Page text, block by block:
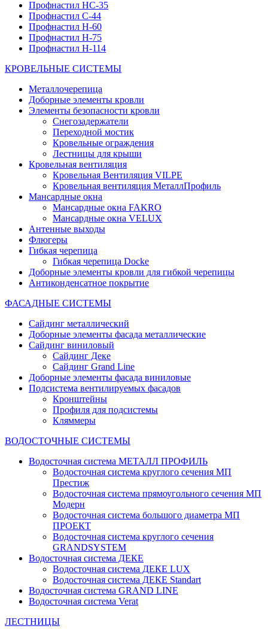
Профнастил НС-35
Профнастил С-44
Профнастил Н-60
Профнастил Н-75
Профнастил Н-114
КРОВЕЛЬНЫЕ СИСТЕМЫ
Металлочерепица
Доборные элементы кровли
Элементы безопасности кровли
Снегозадержатели
Переходной мостик
Кровельные ограждения
Лестницы для крыши
Кровельная вентиляция
Кровельная Вентиляция VILPE
Кровельная вентиляция МеталлПрофиль
Мансардные окна
Мансардные окна FAKRO
Мансардные окна VELUX
Антенные выходы
Флюгеры
Гибкая черепица
Гибкая черепица Docke
Доборные элементы кровли для гибкой черепицы
Антиконденсатное покрытие
ФАСАДНЫЕ СИСТЕМЫ
Сайдинг металлический
Доборные элементы фасада металлические
Сайдинг виниловый
Сайдинг Деке
Сайдинг Grand Line
Доборные элементы фасада виниловые
Подсистема вентилируемых фасадов
Кронштейны
Профиля для подсистемы
Кляммеры
ВОДОСТОЧНЫЕ СИСТЕМЫ
Водосточная система МЕТАЛЛ ПРОФИЛЬ
Водосточная система круглого сечения МП
Престиж
Водосточная система прямоугольного сечения МП
Модерн
Водосточная система большого диаметра МП
ПРОЕКТ
Водосточная система круглого сечения
GRANDSYSTEM
Водосточная система ДЕКЕ
Водосточная система ДЕКЕ LUX
Водосточная система ДЕКЕ Standart
Водосточная система GRAND LINE
Водосточная система Verat
ЛЕСТНИЦЫ